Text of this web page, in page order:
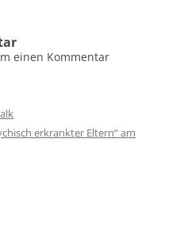
einen Kommentar
erkrankter Eltern“ am